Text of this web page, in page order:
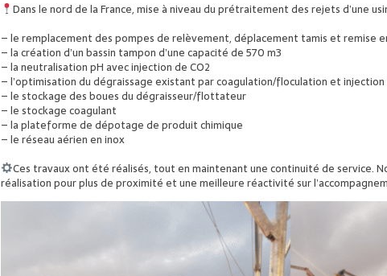
Dans le nord de la France, mise à niveau du prétraitement des rejets d’une
– le remplacement des pompes de relèvement, déplacement tamis et remise
– la création d’un bassin tampon d’une capacité de 570 m3
– la neutralisation pH avec injection de CO2
– l’optimisation du dégraissage existant par coagulation/floculation et injection
– le stockage des boues du dégraisseur/flottateur
– le stockage coagulant
– la plateforme de dépotage de produit chimique
– le réseau aérien en inox
Ces travaux ont été réalisés, tout en maintenant une continuité de service.
réalisation pour plus de proximité et une meilleure réactivité sur